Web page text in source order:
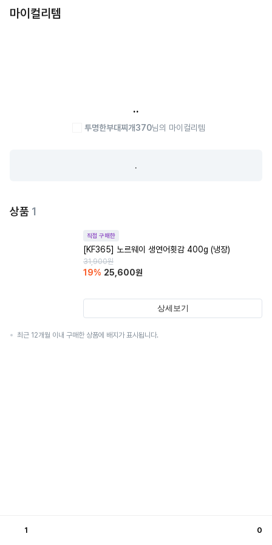
마이컬리템
..
투명한부대찌개370님의 마이컬리템
.
상품 1
직접 구매한
[KF365] 노르웨이 생연어횟감 400g (냉장)
31,900원
19% 25,600원
상세보기
최근 12개월 이내 구매한 상품에 배지가 표시됩니다.
1 0